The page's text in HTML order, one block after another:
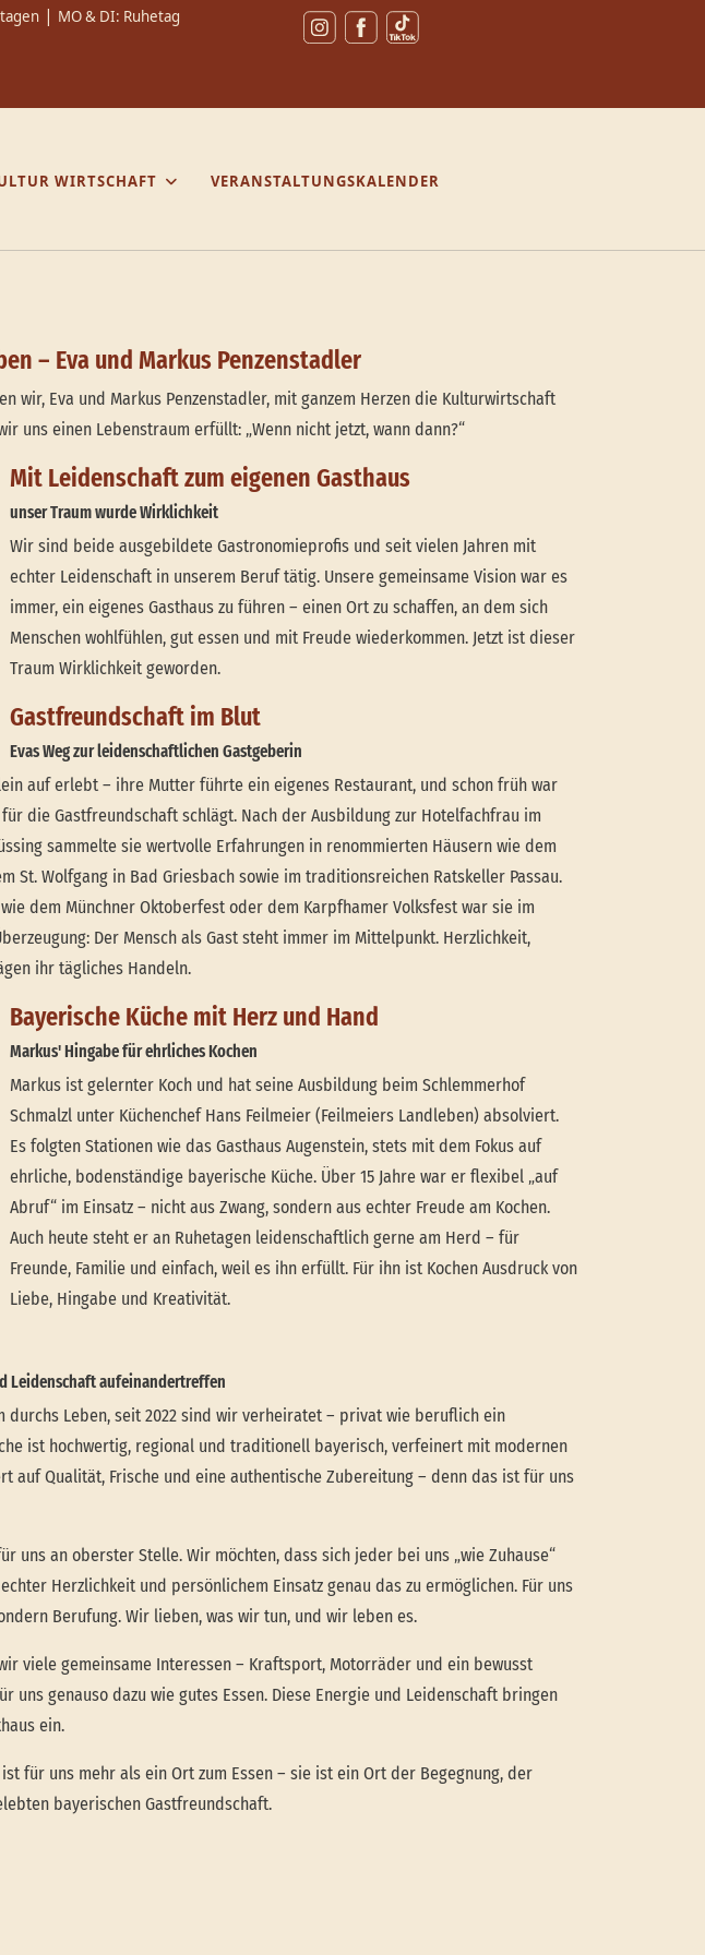
| MO & DI: Ruhetag
WIRTSCHAFT VERANSTALTUNGSKALENDER
– Eva und Markus Penzenstadler
wir, Eva und Markus Penzenstadler, mit ganzem Herzen die Kulturwirtschaft
uns einen Lebenstraum erfüllt: „Wenn nicht jetzt, wann dann?“
Mit Leidenschaft zum eigenen Gasthaus
unser Traum wurde Wirklichkeit
Wir sind beide ausgebildete Gastronomieprofis und seit vielen Jahren mit
echter Leidenschaft in unserem Beruf tätig. Unsere gemeinsame Vision war es
immer, ein eigenes Gasthaus zu führen – einen Ort zu schaffen, an dem sich
Menschen wohlfühlen, gut essen und mit Freude wiederkommen. Jetzt ist dieser
Traum Wirklichkeit geworden.
Gastfreundschaft im Blut
Evas Weg zur leidenschaftlichen Gastgeberin
auf erlebt – ihre Mutter führte ein eigenes Restaurant, und schon früh war
die Gastfreundschaft schlägt. Nach der Ausbildung zur Hotelfachfrau im
sammelte sie wertvolle Erfahrungen in renommierten Häusern wie dem
St. Wolfgang in Bad Griesbach sowie im traditionsreichen Ratskeller Passau.
dem Münchner Oktoberfest oder dem Karpfhamer Volksfest war sie im
Der Mensch als Gast steht immer im Mittelpunkt. Herzlichkeit,
ihr tägliches Handeln.
Bayerische Küche mit Herz und Hand
Markus' Hingabe für ehrliches Kochen
Markus ist gelernter Koch und hat seine Ausbildung beim Schlemmerhof
Schmalzl unter Küchenchef Hans Feilmeier (Feilmeiers Landleben) absolviert.
Es folgten Stationen wie das Gasthaus Augenstein, stets mit dem Fokus auf
ehrliche, bodenständige bayerische Küche. Über 15 Jahre war er flexibel „auf
Abruf“ im Einsatz – nicht aus Zwang, sondern aus echter Freude am Kochen.
Auch heute steht er an Ruhetagen leidenschaftlich gerne am Herd – für
Freunde, Familie und einfach, weil es ihn erfüllt. Für ihn ist Kochen Ausdruck von
Liebe, Hingabe und Kreativität.
Leidenschaft aufeinandertreffen
durchs Leben, seit 2022 sind wir verheiratet – privat wie beruflich ein
ist hochwertig, regional und traditionell bayerisch, verfeinert mit modernen
auf Qualität, Frische und eine authentische Zubereitung – denn das ist für uns
uns an oberster Stelle. Wir möchten, dass sich jeder bei uns „wie Zuhause“
Herzlichkeit und persönlichem Einsatz genau das zu ermöglichen. Für uns
Berufung. Wir lieben, was wir tun, und wir leben es.
viele gemeinsame Interessen – Kraftsport, Motorräder und ein bewusst
uns genauso dazu wie gutes Essen. Diese Energie und Leidenschaft bringen
ein.
für uns mehr als ein Ort zum Essen – sie ist ein Ort der Begegnung, der
bayerischen Gastfreundschaft.